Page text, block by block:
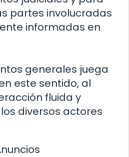
partes involucradas
informadas en
generales juega
este sentido, al
fluida y
diversos actores